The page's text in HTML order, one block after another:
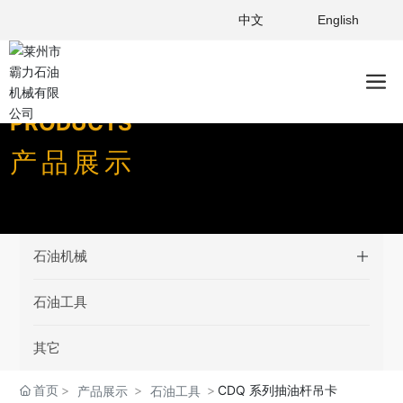
中文 English
PRODUCTS
产品展示
石油机械
石油工具
其它
首页 产品展示 石油工具 CDQ 系列抽油杆吊卡